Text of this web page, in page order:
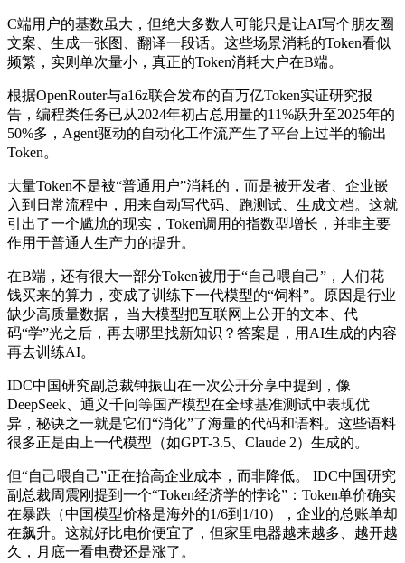
C端用户的基数虽大，但绝大多数人可能只是让AI写个朋友圈
文案、生成一张图、翻译一段话。这些场景消耗的Token看似
频繁，实则单次量小，真正的Token消耗大户在B端。
根据OpenRouter与a16z联合发布的百万亿Token实证研究报
告，编程类任务已从2024年初占总用量的11%跃升至2025年的
50%多，Agent驱动的自动化工作流产生了平台上过半的输出
Token。
大量Token不是被“普通用户”消耗的，而是被开发者、企业嵌
入到日常流程中，用来自动写代码、跑测试、生成文档。这就
引出了一个尴尬的现实，Token调用的指数型增长，并非主要
作用于普通人生产力的提升。
在B端，还有很大一部分Token被用于“自己喂自己”，人们花
钱买来的算力，变成了训练下一代模型的“饲料”。原因是行业
缺少高质量数据， 当大模型把互联网上公开的文本、代
码“学”光之后，再去哪里找新知识？答案是，用AI生成的内容
再去训练AI。
IDC中国研究副总裁钟振山在一次公开分享中提到，像
DeepSeek、通义千问等国产模型在全球基准测试中表现优
异，秘诀之一就是它们“消化”了海量的代码和语料。这些语料
很多正是由上一代模型（如GPT-3.5、Claude 2）生成的。
但“自己喂自己”正在抬高企业成本，而非降低。 IDC中国研究
副总裁周震刚提到一个“Token经济学的悖论”：Token单价确实
在暴跌（中国模型价格是海外的1/6到1/10），企业的总账单却
在飙升。这就好比电价便宜了，但家里电器越来越多、越开越
久，月底一看电费还是涨了。